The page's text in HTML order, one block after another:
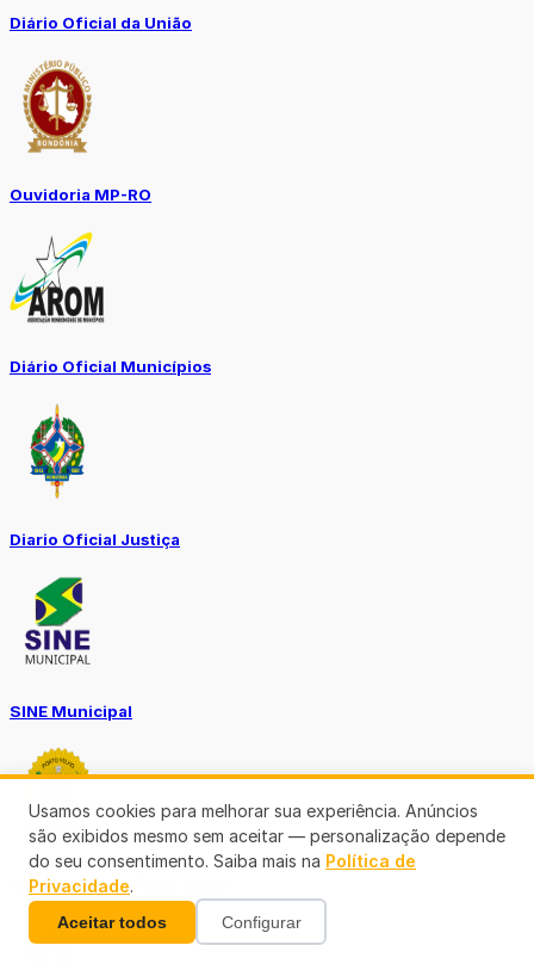
Diário Oficial da União
Ouvidoria MP-RO
Diário Oficial Municípios
Diario Oficial Justiça
SINE Municipal
Transparência Porto Velho
Usamos cookies para melhorar sua experiência. Anúncios
são exibidos mesmo sem aceitar — personalização depende
do seu consentimento. Saiba mais na Política de
Privacidade.
Aceitar todos Configurar